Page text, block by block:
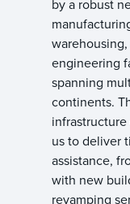
by a robust
engineering
spanning
continents.
us to deliver
assistance,
with new
revamping